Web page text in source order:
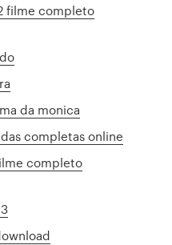
filme completo
da monica
completas online
completo